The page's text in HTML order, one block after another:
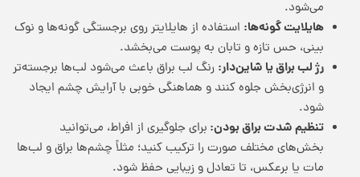
می‌شود.
هایلایت گونه‌ها: استفاده از هایلایتر روی برجستگی گونه‌ها و نوک
بینی، حس تازه و تابان به پوست می‌بخشد.
رژ لب براق یا شاین‌دار: رنگ لب براق باعث می‌شود لب‌ها برجسته‌تر
و انرژی‌بخش جلوه کنند و هماهنگی خوبی با آرایش چشم ایجاد
شود.
تنظیم شدت براق بودن: برای جلوگیری از افراط، می‌توانید
بخش‌های مختلف صورت را ترکیب کنید؛ مثلاً چشم‌ها براق و لب‌ها
مات یا برعکس، تا تعادل و زیبایی حفظ شود.